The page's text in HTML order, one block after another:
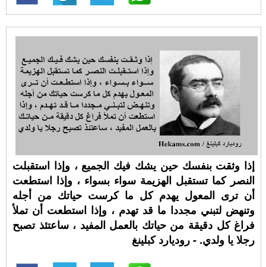
إذا وثقت بنفسك حين يشك فيك الجميع ، وإذا استقبلت
النصر كما تستقبل الهزيمة سواء بسواء ، وإذا استطعت
أن ترى المعول يهدم كل ما كرست حياتك من أجله
وتنهض لتبني مجددا ما قد تهدم ، وإذا استطعت أن تملأ
فراغ كل دقيقة من حياتك بالعمل المفيد ، ساعتئذ تصبح
رجلا يا ولدي. - روديارد كبلينغ